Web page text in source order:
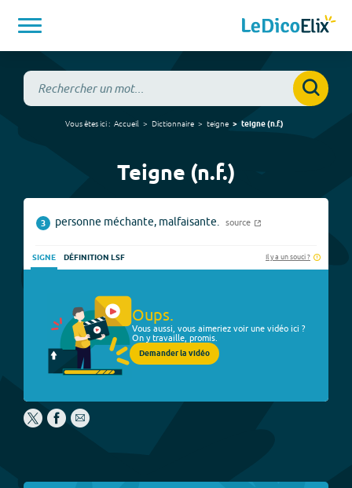
Vous êtes ici : Accueil Dictionnaire teigne teigne(n.f.)
Teigne (n.f.)
3 personne méchante, malfaisante. source
SIGNE DÉFINITION LSF Il y a un souci ?
Oups.
Vous aussi, vous aimeriez voir une vidéo ici ?
On y travaille, promis.
Demander la vidéo